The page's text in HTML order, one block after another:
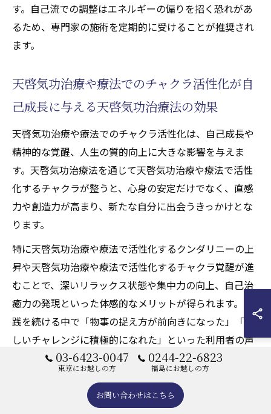
す。自己流での調整はエネルギーの偏りを招く恐れがあ
るため、専門家の施術を定期的に受けることが推奨され
ます。
天啓気功治療や療法でのチャクラ活性化が自
己成長に与える天啓気功治療法の効果
天啓気功治療や療法でのチャクラ活性化は、自己成長や
精神的な覚醒、人生の質的向上に大きな影響を与えま
す。天啓気功治療法を通じて天啓気功治療や療法で活性
化するチャクラが整うと、心身の安定だけでなく、直感
力や創造力が高まり、新たな自分に出会うきっかけとな
ります。
特に天啓気功治療や療法で活性化するクンダリニーの上
昇や天啓気功治療や療法で活性化するチャクラ覚醒が進
むことで、深いリラックス状態や集中力の向上、自己治
癒力の発現といった体感的なメリットが得られます。実
践を続ける中で「物事の捉え方が前向きになった」「新
しいチャレンジに積極的になれた」といった利用者の声
も少なくありません。
ただし、急激な変化や過度な期待は心身の負担となる場
合があるため、無理のないペースで継続的に取り組むこ
03-6423-0047
東京にお越しの方
0244-22-6823
福島にお越しの方
お問い合わせはこちら